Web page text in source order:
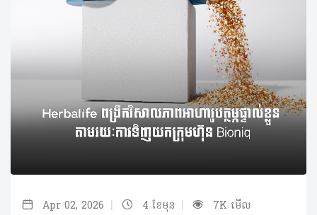
Apr 02, 2026 | 4 ខែមុន | 7K មើល